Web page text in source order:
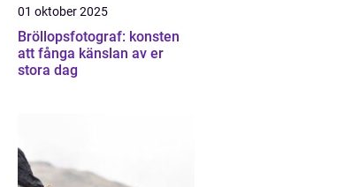
01 oktober 2025
Bröllopsfotograf: konsten
att fånga känslan av er
stora dag